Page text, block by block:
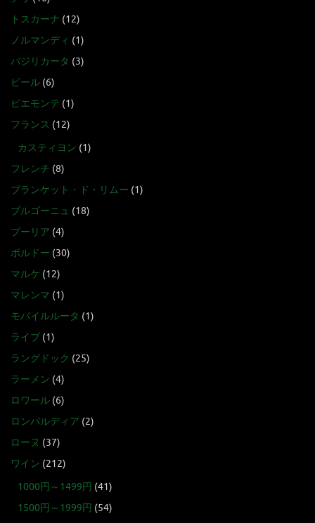
トスカーナ (12)
ノルマンディ (1)
バジリカータ (3)
ビール (6)
ピエモンテ (1)
フランス (12)
カスティヨン (1)
フレンチ (8)
ブランケット・ド・リムー (1)
ブルゴーニュ (18)
プーリア (4)
ボルドー (30)
マルケ (12)
マレンマ (1)
モバイルルータ (1)
ライブ (1)
ラングドック (25)
ラーメン (4)
ロワール (6)
ロンバルディア (2)
ローヌ (37)
ワイン (212)
1000円～1499円 (41)
1500円～1999円 (54)